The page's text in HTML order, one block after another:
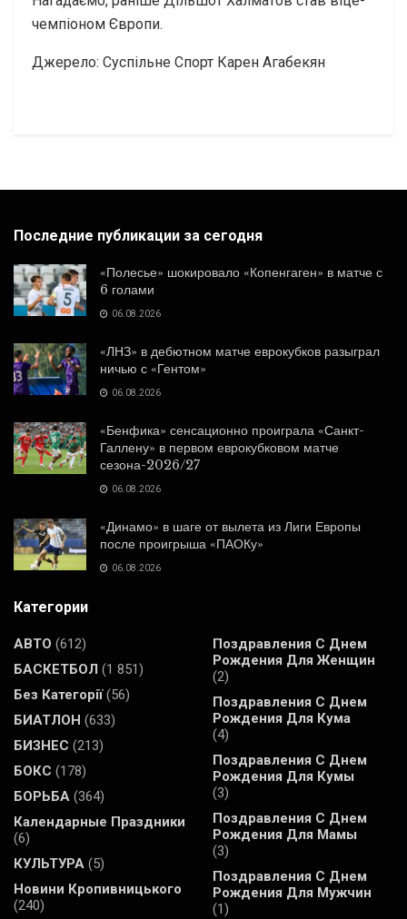
чемпіоном Європи.
Джерело: Суспільне Спорт Карен Агабекян
Последние публикации за сегодня
«Полесье» шокировало «Копенгаген» в матче с
6 голами
06.08.2026
«ЛНЗ» в дебютном матче еврокубков разыграл
ничью с «Гентом»
06.08.2026
«Бенфика» сенсационно проиграла «Санкт-
Галлену» в первом еврокубковом матче
сезона-2026/27
06.08.2026
«Динамо» в шаге от вылета из Лиги Европы
после проигрыша «ПАОКу»
06.08.2026
Категории
АВТО (612)
БАСКЕТБОЛ (1 851)
Без Категорії(56)
БИАТЛОН (633)
БИЗНЕС (213)
БОКС (178)
БОРЬБА (364)
Календарные Праздники
(6)
КУЛЬТУРА (5)
Новини Кропивницького
(240)
Поздравления С Днем
Рождения Для Женщин
(2)
Поздравления С Днем
Рождения Для Кума
(4)
Поздравления С Днем
Рождения Для Кумы
(3)
Поздравления С Днем
Рождения Для Мамы
(3)
Поздравления С Днем
Рождения Для Мужчин
(1)